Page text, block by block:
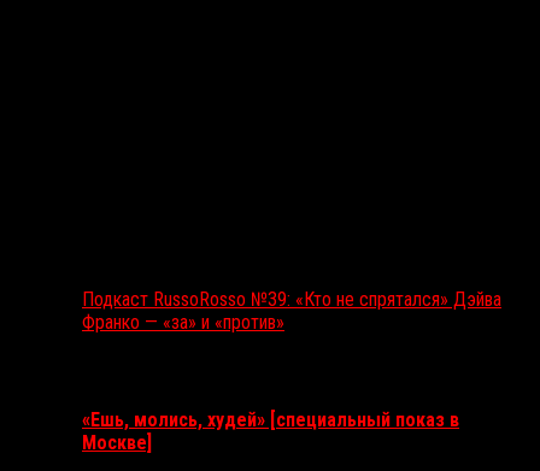
Подкаст RussoRosso №39: «Кто не спрятался» Дэйва
Франко — «за» и «против»
«Ешь, молись, худей» [специальный показ в
Москве]